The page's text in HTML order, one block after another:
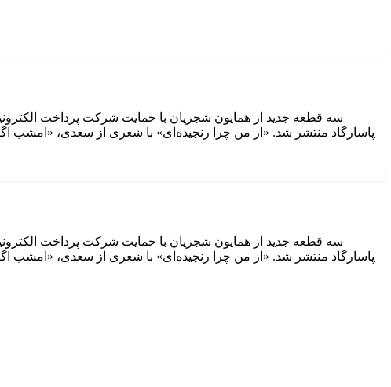
سه قطعه جدید از همایون شجریان با حمایت شرکت پرداخت
پاسارگاد منتشر شد. «از من چرا رنجیده‌ای» با شعری از سعدی، «امشب
سه قطعه جدید از همایون شجریان با حمایت شرکت پرداخت
پاسارگاد منتشر شد. «از من چرا رنجیده‌ای» با شعری از سعدی، «امشب